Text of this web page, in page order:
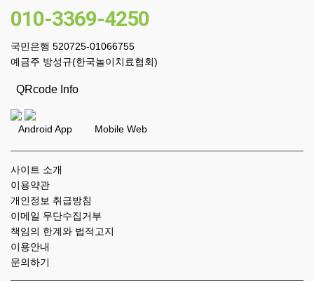
010-3369-4250
국민은행 520725-01066755
예금주 방성규(한국놀이치료협회)
QRcode Info
Android App Mobile Web
사이트 소개
이용약관
개인정보 취급방침
이메일 무단수집거부
책임의 한계와 법적고지
이용안내
문의하기